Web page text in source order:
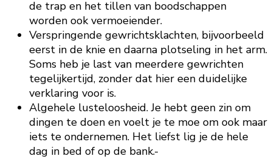
de trap en het tillen van boodschappen
worden ook vermoeiender.
Verspringende gewrichtsklachten, bijvoorbeeld
eerst in de knie en daarna plotseling in het arm.
Soms heb je last van meerdere gewrichten
tegelijkertijd, zonder dat hier een duidelijke
verklaring voor is.
Algehele lusteloosheid. Je hebt geen zin om
dingen te doen en voelt je te moe om ook maar
iets te ondernemen. Het liefst lig je de hele
dag in bed of op de bank.-